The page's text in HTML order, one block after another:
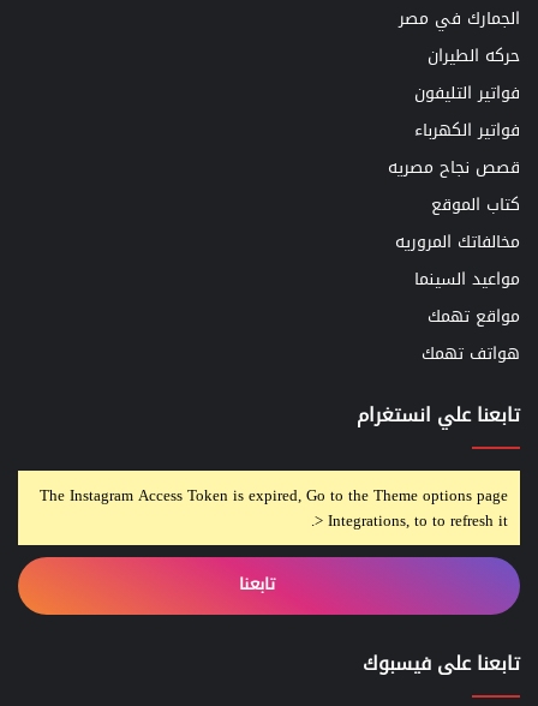
الجمارك في مصر
حركه الطيران
فواتير التليفون
فواتير الكهرباء
قصص نجاح مصريه
كتاب الموقع
مخالفاتك المروريه
مواعيد السينما
مواقع تهمك
هواتف تهمك
تابعنا علي انستغرام
The Instagram Access Token is expired, Go to the Theme options page
> Integrations, to to refresh it.
تابعنا
تابعنا على فيسبوك